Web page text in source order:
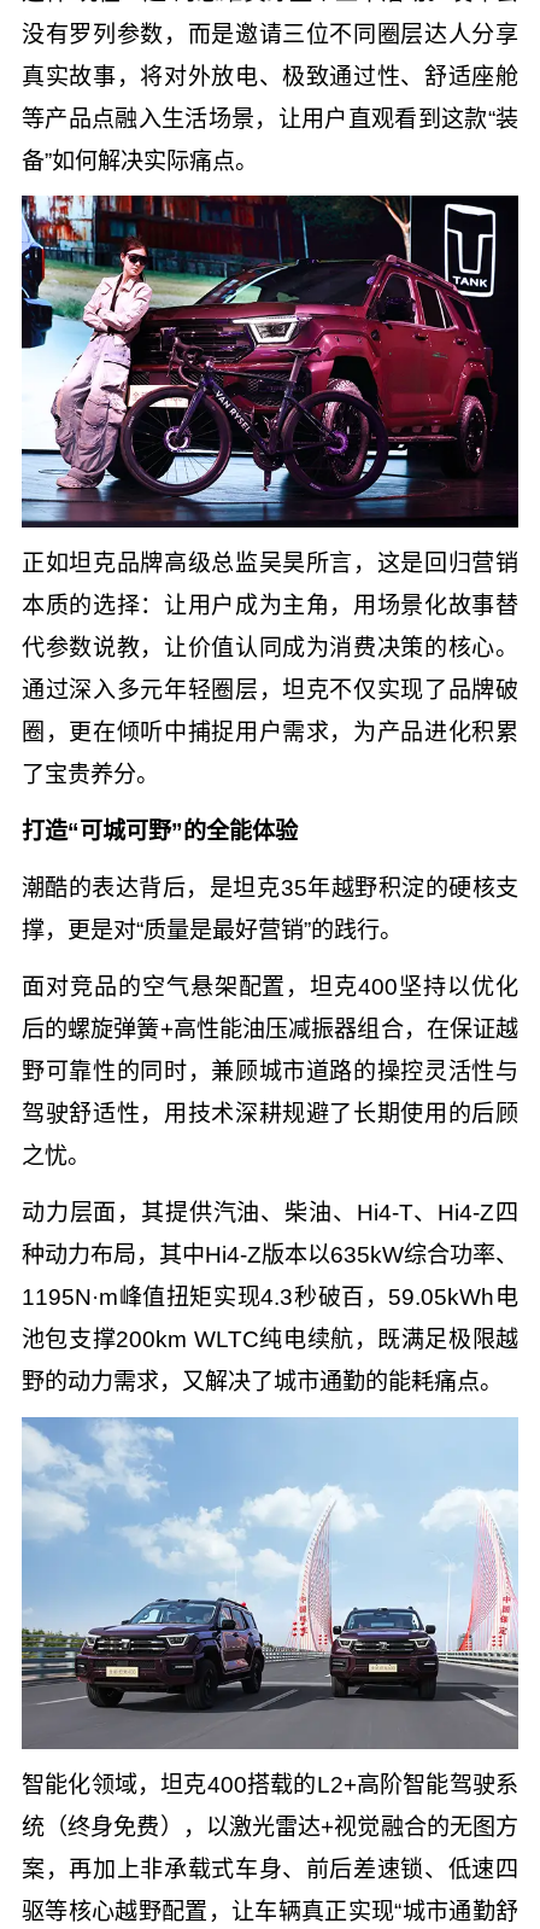
没有罗列参数，而是邀请三位不同圈层达人分享
真实故事，将对外放电、极致通过性、舒适座舱
等产品点融入生活场景，让用户直观看到这款“装
备”如何解决实际痛点。
正如坦克品牌高级总监吴昊所言，这是回归营销
本质的选择：让用户成为主角，用场景化故事替
代参数说教，让价值认同成为消费决策的核心。
通过深入多元年轻圈层，坦克不仅实现了品牌破
圈，更在倾听中捕捉用户需求，为产品进化积累
了宝贵养分。
打造“可城可野”的全能体验
潮酷的表达背后，是坦克35年越野积淀的硬核支
撑，更是对“质量是最好营销”的践行。
面对竞品的空气悬架配置，坦克400坚持以优化
后的螺旋弹簧+高性能油压减振器组合，在保证越
野可靠性的同时，兼顾城市道路的操控灵活性与
驾驶舒适性，用技术深耕规避了长期使用的后顾
之忧。
动力层面，其提供汽油、柴油、Hi4-T、Hi4-Z四
种动力布局，其中Hi4-Z版本以635kW综合功率、
1195N·m峰值扭矩实现4.3秒破百，59.05kWh电
池包支撑200km WLTC纯电续航，既满足极限越
野的动力需求，又解决了城市通勤的能耗痛点。
智能化领域，坦克400搭载的L2+高阶智能驾驶系
统（终身免费），以激光雷达+视觉融合的无图方
案，再加上非承载式车身、前后差速锁、低速四
驱等核心越野配置，让车辆真正实现“城市通勤舒